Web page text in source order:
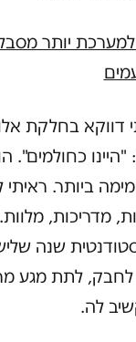
יותר
דווקא בחלקת
כחולמים".
ביותר.
מדריכות,
שנה
לתת מגע
לה.